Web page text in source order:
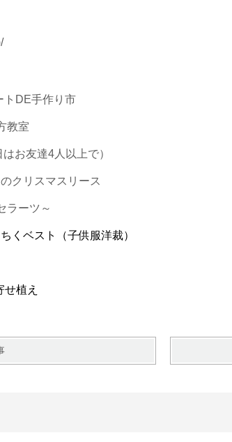
トDE手作り市
教室
お友達4人以上で）
クリスマスリース
ラーツ～
くベスト（子供服洋裁）
植え